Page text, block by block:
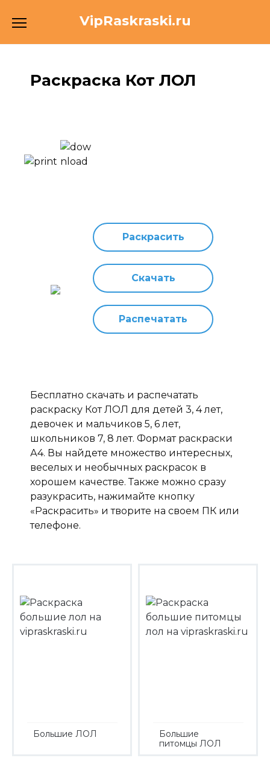
VipRaskraski.ru
Раскраска Кот ЛОЛ
Раскрасить
Скачать
Распечатать
Бесплатно скачать и распечатать
раскраску Кот ЛОЛ для детей 3, 4 лет,
девочек и мальчиков 5, 6 лет,
школьников 7, 8 лет. Формат раскраски
А4. Вы найдете множество интересных,
веселых и необычных раскрасок в
хорошем качестве. Также можно сразу
разукрасить, нажимайте кнопку
«Раскрасить» и творите на своем ПК или
телефоне.
Большие ЛОЛ
Большие
питомцы ЛОЛ